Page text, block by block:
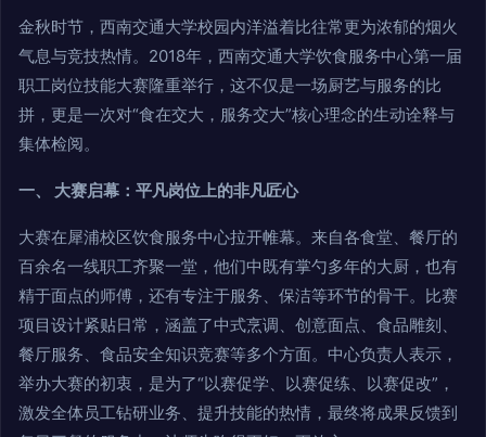
金秋时节，西南交通大学校园内洋溢着比往常更为浓郁的烟火
气息与竞技热情。2018年，西南交通大学饮食服务中心第一届
职工岗位技能大赛隆重举行，这不仅是一场厨艺与服务的比
拼，更是一次对“食在交大，服务交大”核心理念的生动诠释与
集体检阅。
一、 大赛启幕：平凡岗位上的非凡匠心
大赛在犀浦校区饮食服务中心拉开帷幕。来自各食堂、餐厅的
百余名一线职工齐聚一堂，他们中既有掌勺多年的大厨，也有
精于面点的师傅，还有专注于服务、保洁等环节的骨干。比赛
项目设计紧贴日常，涵盖了中式烹调、创意面点、食品雕刻、
餐厅服务、食品安全知识竞赛等多个方面。中心负责人表示，
举办大赛的初衷，是为了“以赛促学、以赛促练、以赛促改”，
激发全体员工钻研业务、提升技能的热情，最终将成果反馈到